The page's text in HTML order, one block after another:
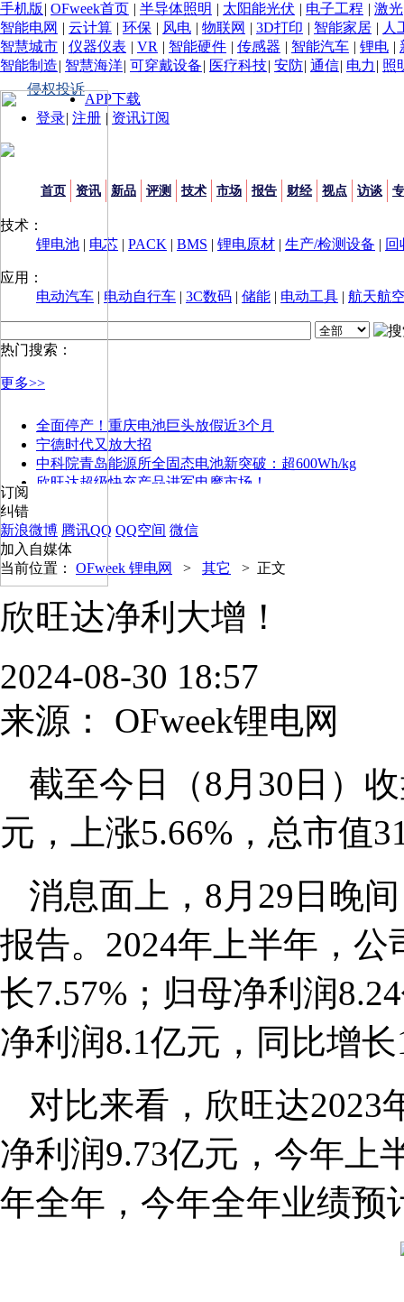
手机版 | OFweek首页 | 半导体照明 | 太阳能光伏 | 电子工程 | 激光
智能电网 | 云计算 | 环保 | 风电 | 物联网 | 3D打印 | 智能家居 | 人
智慧城市 | 仪器仪表 | VR | 智能硬件 | 传感器 | 智能汽车 | 锂电 |
智能制造| 智慧海洋| 可穿戴设备| 医疗科技| 安防| 通信| 电力 | 照
侵权投诉
APP下载
登录| 注册 | 资讯订阅
首页 资讯 新品 评测 技术 市场 报告 财经 视点 访谈
技术：
锂电池 | 电芯 | PACK | BMS | 锂电原材 | 生产/检测设备 | 回
应用：
电动汽车 | 电动自行车 | 3C数码 | 储能 | 电动工具 | 航天航
热门搜索：
更多>>
全面停产！重庆电池巨头放假近3个月
宁德时代又放大招
中科院青岛能源所全固态电池新突破：超600Wh/kg
欣旺达超级快充产品进军电摩市场！
订阅
纠错
新浪微博 腾讯QQ QQ空间 微信
加入自媒体
当前位置： OFweek 锂电网 > 其它 > 正文
欣旺达净利大增！
2024-08-30 18:57
来源：
OFweek锂电网
截至今日（8月30日）
元，上涨5.66%，总市值
消息面上，8月29日晚
报告。2024年上半年，
长7.57%；归母净利润
净利润8.1亿元，同比增长
对比来看，欣旺达2023
净利润9.73亿元，今年上
年全年，今年全年业绩预